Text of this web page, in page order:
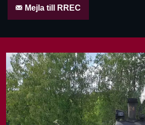
Mejla till RREC